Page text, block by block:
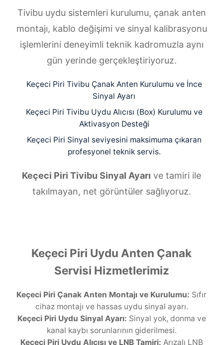
Tivibu uydu sistemleri kurulumu, çanak anten
montajı, kablo değişimi ve sinyal kalibrasyonu
işlemlerini deneyimli teknik kadromuzla aynı
gün yerinde gerçekleştiriyoruz.
Keçeci Piri Tivibu Çanak Anten Kurulumu ve İnce
Sinyal Ayarı
Keçeci Piri Tivibu Uydu Alıcısı (Box) Kurulumu ve
Aktivasyon Desteği
Keçeci Piri Sinyal seviyesini maksimuma çıkaran
profesyonel teknik servis.
Keçeci Piri Tivibu Sinyal Ayarı ve tamiri ile
takılmayan, net görüntüler sağlıyoruz.
Keçeci Piri Uydu Anten Çanak
Servisi Hizmetlerimiz
Keçeci Piri Çanak Anten Montajı ve Kurulumu: Sıfır
cihaz montajı ve hassas uydu sinyal ayarı.
Keçeci Piri Uydu Sinyal Ayarı: Sinyal yok, donma ve
kanal kaybı sorunlarının giderilmesi.
Keçeci Piri Uydu Alıcısı ve LNB Tamiri: Arızalı LNB